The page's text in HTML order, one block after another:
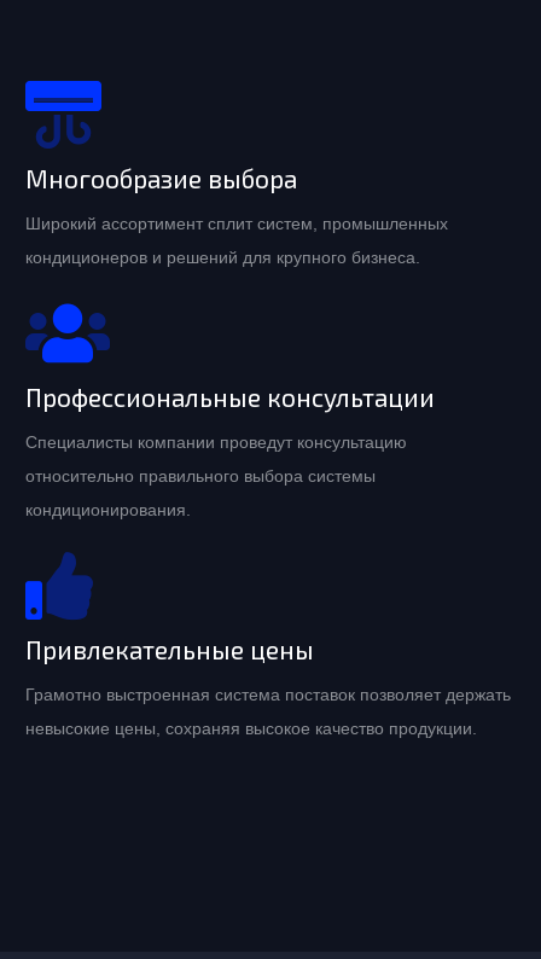
Многообразие выбора
Широкий ассортимент сплит систем, промышленных
кондиционеров и решений для крупного бизнеса.
Профессиональные консультации
Специалисты компании проведут консультацию
относительно правильного выбора системы
кондиционирования.
Привлекательные цены
Грамотно выстроенная система поставок позволяет держать
невысокие цены, сохраняя высокое качество продукции.